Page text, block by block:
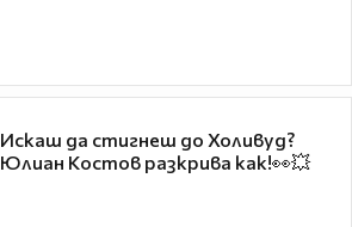
Искаш да стигнеш до Холивуд?
Юлиан Костов разкрива как!👀💥